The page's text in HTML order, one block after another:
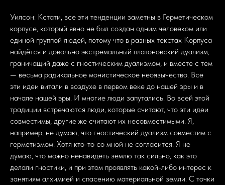
Уилсон: Кстати, все эти тенденции заметны в Герметическом
корпусе, который явно не был создан одним человеком или
единой группой людей, потому что в разных текстах Корпуса
найдётся и довольно экстремальный платоновский дуализм,
граничащий даже с гностическим дуализмом, и вместе с тем
— весьма радикальное монистическое неоязычество. Все
эти идеи витали в воздухе в первом веке до нашей эры и в
начале нашей эры. И многие люди запутались. Во всей этой
традиции встречаются люди, которые считают, что эти идеи
совместимы, другие же считают их несовместимыми. Я,
например, не думаю, что гностический дуализм совместим с
герметизмом. Хотя кто-то со мной не согласится. Я не
думаю, что можно ненавидеть землю так сильно, как это
делали гностики, и при этом проявлять какой-либо интерес к
занятиям алхимией и спасению материальной земли. С точки